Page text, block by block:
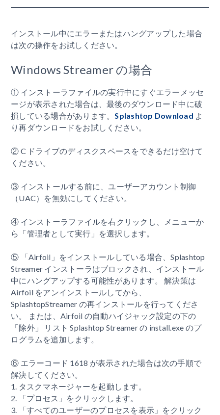
インストール中にエラーまたはハングアップした場合
は次の操作をお試しください。
Windows Streamer の場合
① インストーラファイルの実行中にすぐエラーメッセ
ージが表示された場合は、最後のダウンロード中に破
損している場合があります。 Splashtop Download よ
り再ダウンロードをお試しください。
② C ドライブのディスクスペースをできるだけ空けて
ください。
③ インストールする前に、ユーザーアカウント制御
（UAC）を無効にしてください。
④ インストーラファイルを右クリックし、メニューか
ら「管理者として実行」を選択します。
⑤ 「Airfoil」をインストールしている場合、Splashtop
Streamer インストーラはブロックされ、インストール
中にハングアップする可能性があります。 解決策は
Airfoil をアンインストールしてから、
SplashtopStreamer の再インストールを行ってくださ
い。 または、Airfoil の自動ハイジャック設定の下の
「除外」 リスト Splashtop Streamer の install.exe のプ
ログラムを追加します。
⑥ エラーコード 1618 が表示された場合は次の手順で
解決してください。
1. タスクマネージャーを起動します。
2. 「プロセス」をクリックします。
3. 「すべてのユーザーのプロセスを表示」をクリック